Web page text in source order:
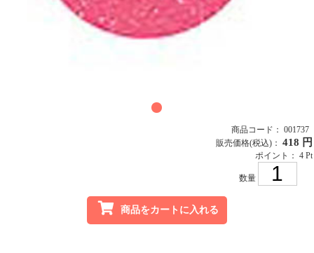
商品コード： 001737
販売価格(税込)： 418 円
ポイント： 4 Pt
数量
商品をカートに入れる